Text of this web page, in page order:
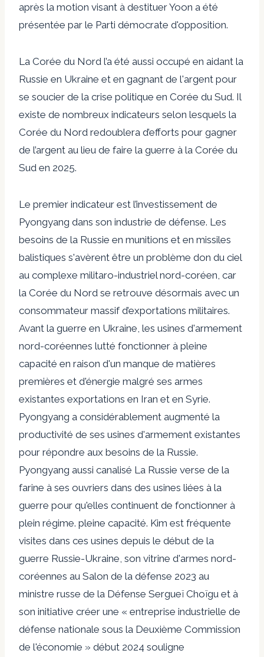
après la motion visant à destituer Yoon a été
présentée par le Parti démocrate d'opposition.
La Corée du Nord l’a été aussi occupé en aidant la
Russie en Ukraine et en gagnant de l'argent pour
se soucier de la crise politique en Corée du Sud. Il
existe de nombreux indicateurs selon lesquels la
Corée du Nord redoublera d’efforts pour gagner
de l’argent au lieu de faire la guerre à la Corée du
Sud en 2025.
Le premier indicateur est l’investissement de
Pyongyang dans son industrie de défense. Les
besoins de la Russie en munitions et en missiles
balistiques s'avèrent être un problème don du ciel
au complexe militaro-industriel nord-coréen, car
la Corée du Nord se retrouve désormais avec un
consommateur massif d’exportations militaires.
Avant la guerre en Ukraine, les usines d'armement
nord-coréennes lutté fonctionner à pleine
capacité en raison d'un manque de matières
premières et d'énergie malgré ses armes
existantes exportations en Iran et en Syrie.
Pyongyang a considérablement augmenté la
productivité de ses usines d'armement existantes
pour répondre aux besoins de la Russie.
Pyongyang aussi canalisé La Russie verse de la
farine à ses ouvriers dans des usines liées à la
guerre pour qu'elles continuent de fonctionner à
plein régime. pleine capacité. Kim est fréquente
visites dans ces usines depuis le début de la
guerre Russie-Ukraine, son vitrine d'armes nord-
coréennes au Salon de la défense 2023 au
ministre russe de la Défense Sergueï Choïgu et à
son initiative créer une « entreprise industrielle de
défense nationale sous la Deuxième Commission
de l'économie » début 2024 souligne